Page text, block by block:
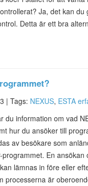
Ja, det kan du
Detta är ett bra
| Tags: NEXUS, ESTA
du information om vad
hur du ansöker till
av besökare som
programmet. En ansökan
lämnas in före eller
processerna är